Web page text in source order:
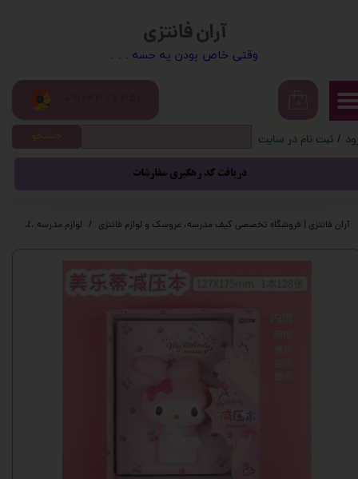
آران فانتزی
​​وقتی خاص بودن یه حسه . . .
/ ثبت نام در سایت
سفارشات
خروج از حساب کاربری
دریافت کد رهگیری سفارشات
جستجو
آران فانتزی | فروشگاه تخصصی کیف مدرسه، عروسک و لوازم فانتزی لوازم مدرسه